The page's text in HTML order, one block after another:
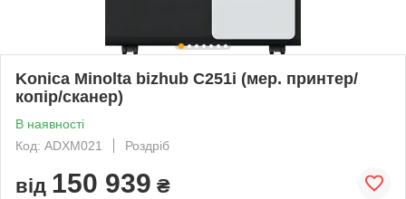
Konica Minolta bizhub C251i (мер. принтер/
копір/сканер)
В наявності
Код: ADXM021
Роздріб
від 150 939 ₴